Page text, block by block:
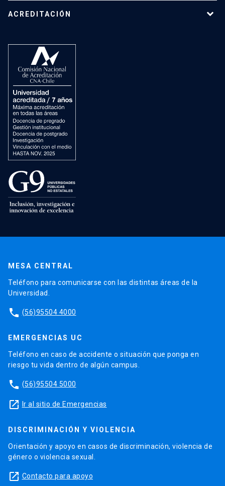
ACREDITACIÓN
MESA CENTRAL
Teléfono para comunicarse con las distintas áreas de la
Universidad.
phone (56)95504 4000
EMERGENCIAS UC
Teléfono en caso de accidente o situación que ponga en
riesgo tu vida dentro de algún campus.
phone (56)95504 5000
launch Ir al sitio de Emergencias
DISCRIMINACIÓN Y VIOLENCIA
Orientación y apoyo en casos de discriminación, violencia de
género o violencia sexual.
launch Contacto para apoyo